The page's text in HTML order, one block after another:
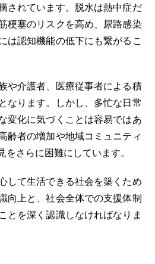
されています。脱水は熱中症だ
梗塞のリスクを高め、尿路感染
は認知機能の低下にも繋がるこ
や介護者、医療従事者による積
なります。しかし、多忙な日常
変化に気づくことは容易ではあ
齢者の増加や地域コミュニティ
さらに困難にしています。
して生活できる社会を築くため
向上と、社会全体での支援体制
とを深く認識しなければなりま